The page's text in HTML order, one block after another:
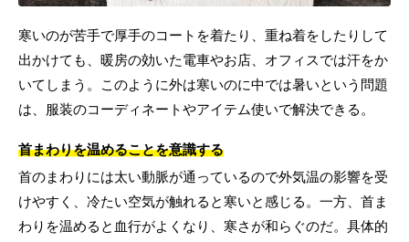
寒いのが苦手で厚手のコートを着たり、重ね着をしたりして
出かけても、暖房の効いた電車やお店、オフィスでは汗をか
いてしまう。このように外は寒いのに中では暑いという問題
は、服装のコーディネートやアイテム使いで解決できる。
首まわりを温めることを意識する
首のまわりには太い動脈が通っているので外気温の影響を受
けやすく、冷たい空気が触れると寒いと感じる。一方、首ま
わりを温めると血行がよくなり、寒さが和らぐのだ。具体的